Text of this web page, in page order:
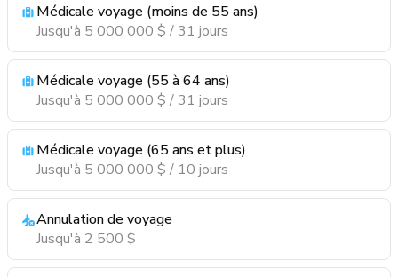
Médicale voyage (moins de 55 ans)
Jusqu'à 5 000 000 $ / 31 jours
Médicale voyage (55 à 64 ans)
Jusqu'à 5 000 000 $ / 31 jours
Médicale voyage (65 ans et plus)
Jusqu'à 5 000 000 $ / 10 jours
Annulation de voyage
Jusqu'à 2 500 $